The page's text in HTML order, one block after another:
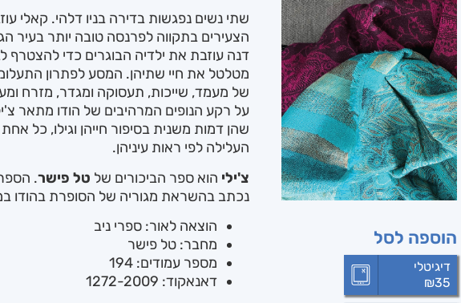
הוספה לסל
דיגיטלי
₪35
שתי נשים נפגשות בדירה בניו דלהי. קאלי
הצעירים בתקווה לפרנסה טובה יותר
דנה עוזבת את ילדיה הבוגרים כדי להצטרף
מטלטל את חיי שתיהן. המסע לפתרון
של מעמד, שייכות, תעסוקה ומגדר, מזרח
על רקע הנופים המרהיבים של הודו מתאר
שהן דמות משנית בסיפור חייהן וגילו, כל
העלילה לפי ראות עיניהן.
צ'ילי הוא ספר הביכורים של טל פישר. הספר
נכתב בהשראת מגוריה של הסופרת בהודו
הוצאה לאור: ספרי ניב
מחבר: טל פישר
מספר עמודים: 194
דאנאקוד: 1272-2009